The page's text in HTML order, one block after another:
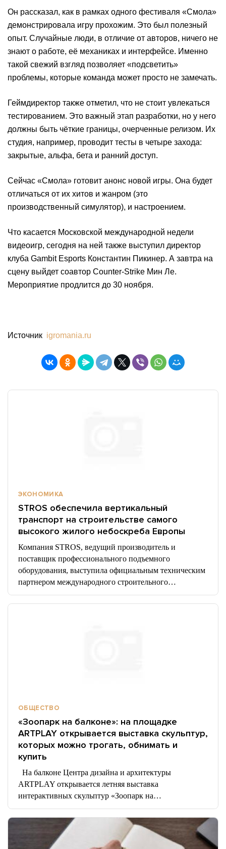
Он рассказал, как в рамках одного фестиваля «Смола»
демонстрировала игру прохожим. Это был полезный
опыт. Случайные люди, в отличие от авторов, ничего не
знают о работе, её механиках и интерфейсе. Именно
такой свежий взгляд позволяет «подсветить»
проблемы, которые команда может просто не замечать.
Геймдиректор также отметил, что не стоит увлекаться
тестированием. Это важный этап разработки, но у него
должны быть чёткие границы, очерченные релизом. Их
студия, например, проводит тесты в четыре захода:
закрытые, альфа, бета и ранний доступ.
Сейчас «Смола» готовит анонс новой игры. Она будет
отличаться от их хитов и жанром (это
производственный симулятор), и настроением.
Что касается Московской международной недели
видеоигр, сегодня на ней также выступил директор
клуба Gambit Esports Константин Пикинер. А завтра на
сцену выйдет соавтор Counter-Strike Мин Ле.
Мероприятие продлится до 30 ноября.
Источник igromania.ru
ЭКОНОМИКА
STROS обеспечила вертикальный
транспорт на строительстве самого
высокого жилого небоскреба Европы
Компания STROS, ведущий производитель и
поставщик профессионального подъемного
оборудования, выступила официальным техническим
партнером международного строительного…
ОБЩЕСТВО
«Зоопарк на балконе»: на площадке
ARTPLAY открывается выставка скульптур,
которых можно трогать, обнимать и
купить
На балконе Центра дизайна и архитектуры
ARTPLAY открывается летняя выставка
интерактивных скульптур «Зоопарк на…